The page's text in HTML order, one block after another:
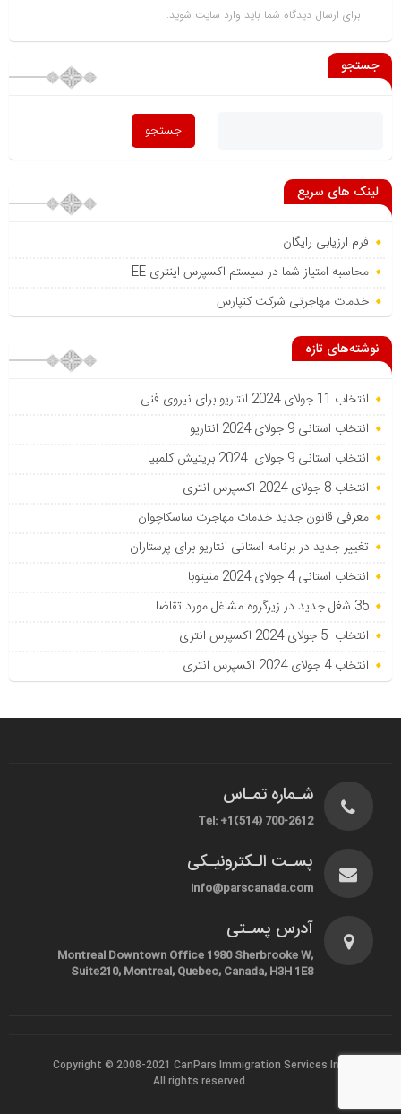
برای ارسال دیدگاه شما باید وارد سایت شوید.
جستجو
لینک های سریع
فرم ارزیابی رایگان
محاسبه امتیاز شما در سیستم اکسپرس اینتری EE
خدمات مهاجرتی شرکت کنپارس
نوشته‌های تازه
انتخاب 11 جولای 2024 انتاریو برای نیروی فنی
انتخاب استانی 9 جولای 2024 انتاریو
انتخاب استانی 9 جولای 2024 بریتیش کلمبیا
انتخاب 8 جولای 2024 اکسپرس انتری
معرفی قانون جدید خدمات مهاجرت ساسکاچوان
تغییر جدید در برنامه استانی انتاریو برای پرستاران
انتخاب استانی 4 جولای 2024 منیتوبا
35 شغل جدید در زیرگروه مشاغل مورد تقاضا
انتخاب 5 جولای 2024 اکسپرس انتری
انتخاب 4 جولای 2024 اکسپرس انتری
شـماره تمـاس
Tel: +1(514) 700-2612
پسـت الـکترونیـکی
info@parscanada.com
آدرس پسـتی
Montreal Downtown Office 1980 Sherbrooke W,
Suite210, Montreal, Quebec, Canada, H3H 1E8
Copyright © 2008-2021 CanPars Immigration Services Inc.
All rights reserved.